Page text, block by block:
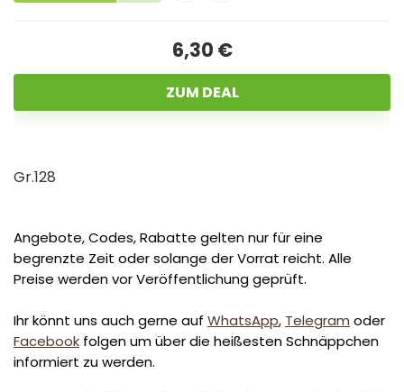
6,30 €
ZUM DEAL
Gr.128
Angebote, Codes, Rabatte gelten nur für eine
begrenzte Zeit oder solange der Vorrat reicht. Alle
Preise werden vor Veröffentlichung geprüft.
Ihr könnt uns auch gerne auf WhatsApp, Telegram oder
Facebook folgen um über die heißesten Schnäppchen
informiert zu werden.